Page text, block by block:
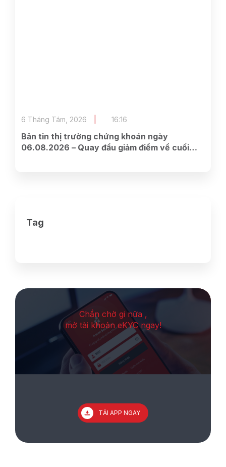
Bản tin thị trường chứng khoán ngày
06.08.2026 – Quay đầu giảm điểm về cuối
6 Tháng Tám, 2026 16:16
Tag
Chần chờ gi nữa ,
mở tài khoản eKYC ngay!
TẢI APP NGAY